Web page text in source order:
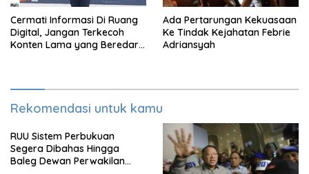
Cermati Informasi Di Ruang
Digital, Jangan Terkecoh
Konten Lama yang Beredar
Ada Pertarungan Kekuasaan
Ke Tindak Kejahatan Febrie
Adriansyah
Rekomendasi untuk kamu
RUU Sistem Perbukuan
Segera Dibahas Hingga
Baleg Dewan Perwakilan